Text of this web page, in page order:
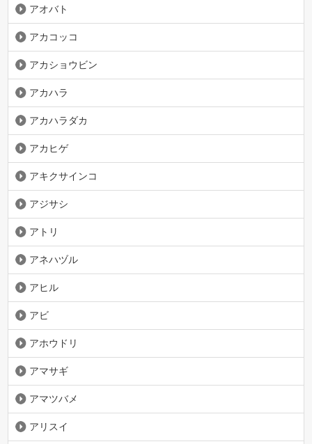
アオバト
アカコッコ
アカショウビン
アカハラ
アカハラダカ
アカヒゲ
アキクサインコ
アジサシ
アトリ
アネハヅル
アヒル
アビ
アホウドリ
アマサギ
アマツバメ
アリスイ